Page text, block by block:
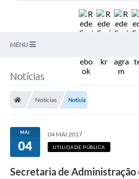
MENU
Transparência
Editais
Notícias
Notícias Notícia
MAI
04
04 MAI 2017
UTILIDADE PÚBLICA
Secretaria de Administração